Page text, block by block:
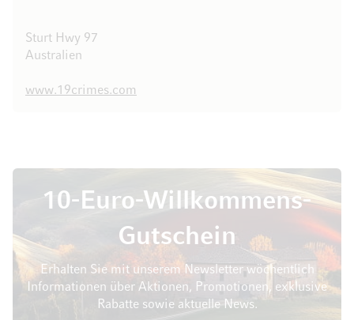
Sturt Hwy 97
Australien
www.19crimes.com
10-Euro-Willkommens-
Gutschein
Erhalten Sie mit unserem Newsletter wöchentlich
Informationen über Aktionen, Promotionen, exklusive
Rabatte sowie aktuelle News.